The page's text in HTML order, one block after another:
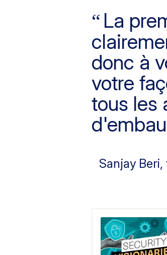
La
donc à
votre
tous les
Sanjay Beri,